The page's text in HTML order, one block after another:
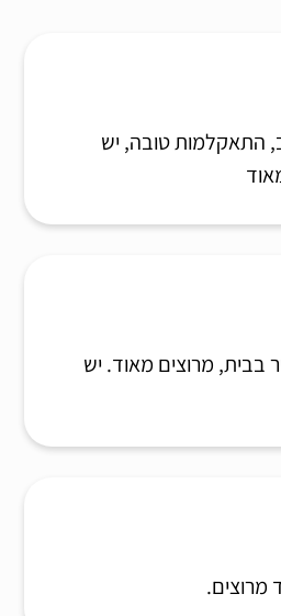
התאקלמות טובה, יש
בבית, מרוצים מאוד. יש
מרוצים.